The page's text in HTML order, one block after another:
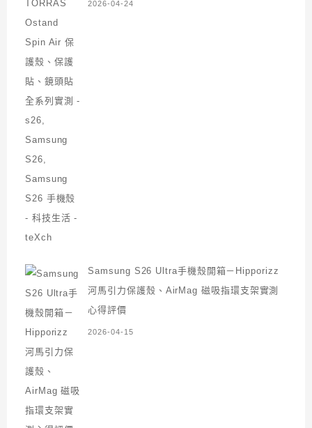
2026-04-24
Samsung S26 Ultra手機殼開箱－Hipporizz
河馬引力保護殼、AirMag 磁吸指環支架實測
心得評價
2026-04-15